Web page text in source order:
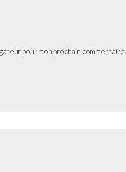
pour mon prochain commentaire.